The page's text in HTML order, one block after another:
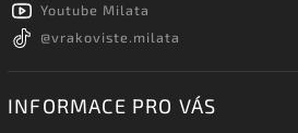
Youtube Milata
@vrakoviste.milata
INFORMACE PRO VÁS